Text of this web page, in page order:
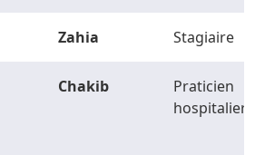
Zahia Stagiaire
Chakib
Praticien
hospitalier